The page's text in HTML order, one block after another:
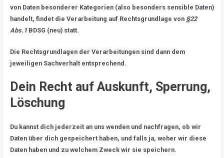
von Daten besonderer Kategorien (also besonders sensible Daten)
handelt, findet die Verarbeitung auf Rechtsgrundlage von §22
Abs.1BDSG (neu) statt.
Die Rechtsgrundlagen der Verarbeitungen sind dann dem
jeweiligen Sachverhalt entsprechend.
Dein Recht auf Auskunft, Sperrung,
Löschung
Du kannst dich jederzeit an uns wenden und nachfragen, ob wir
Daten über dich gespeichert haben, und falls ja, woher wir diese
Daten haben und zu welchem Zweck wir sie speichern.